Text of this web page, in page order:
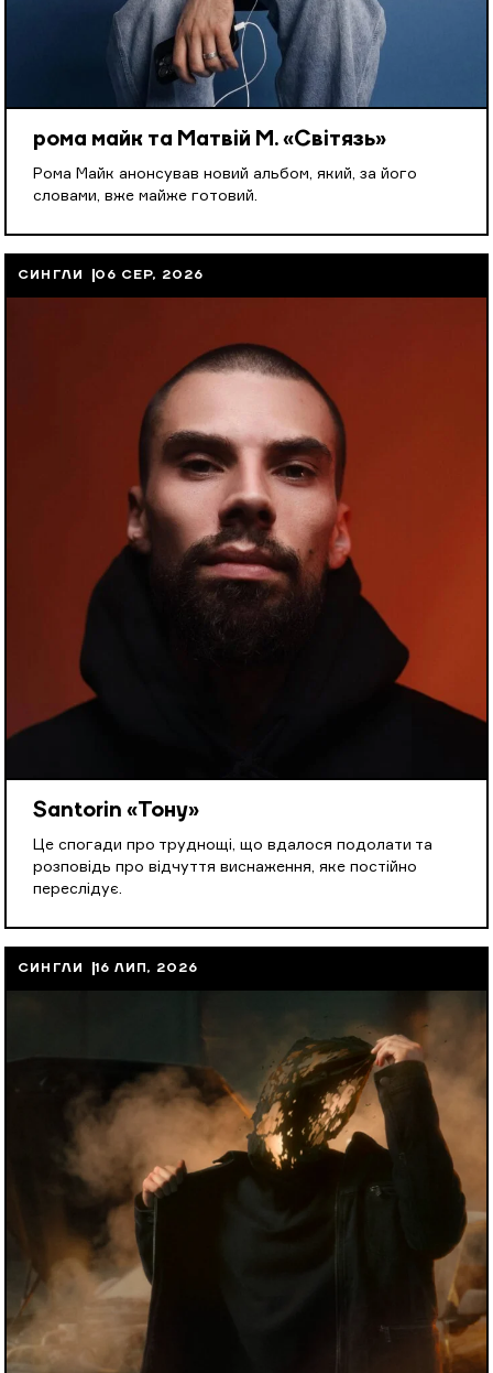
рома майк та Матвій М. «Світязь»
Рома Майк анонсував новий альбом, який, за його
словами, вже майже готовий.
СИНГЛИ 06 СЕР, 2026
Santorin «Тону»
Це спогади про труднощі, що вдалося подолати та
розповідь про відчуття виснаження, яке постійно
переслідує.
СИНГЛИ 16 ЛИП, 2026